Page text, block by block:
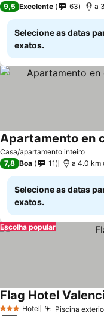
9,5 Excelente 63 a
Selecione as datas
exatos.
Casa/apartamento inteiro
7,8 Boa 11 a 4.0 km
Selecione as datas
exatos.
Escolha popular
3 EstrelasHotel Piscina
Flag Hotel